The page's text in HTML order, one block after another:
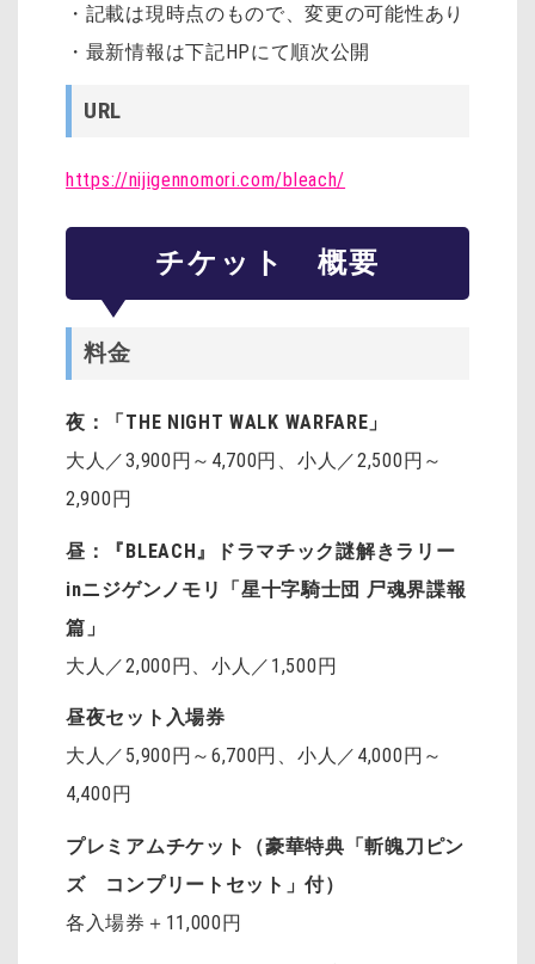
・記載は現時点のもので、変更の可能性あり
・最新情報は下記HPにて順次公開
URL
https://nijigennomori.com/bleach/
チケット 概要
料金
夜：「THE NIGHT WALK WARFARE」
大人／3,900円～4,700円、小人／2,500円～
2,900円
昼：『BLEACH』ドラマチック謎解きラリー
inニジゲンノモリ「星十字騎士団 尸魂界諜報
篇」
大人／2,000円、小人／1,500円
昼夜セット入場券
大人／5,900円～6,700円、小人／4,000円～
4,400円
プレミアムチケット（豪華特典「斬魄刀ピン
ズ コンプリートセット」付）
各入場券＋11,000円